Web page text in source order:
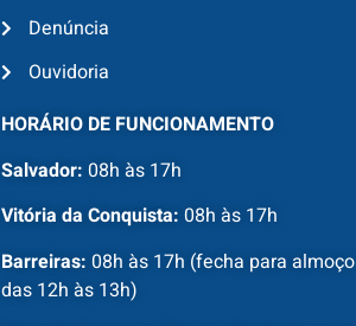
Denúncia
Ouvidoria
HORÁRIO DE FUNCIONAMENTO
Salvador: 08h às 17h
Vitória da Conquista: 08h às 17h
Barreiras: 08h às 17h (fecha para almoço
das 12h às 13h)